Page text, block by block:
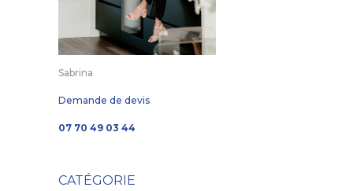
Sabrina
Demande de devis
07 70 49 03 44
CATÉGORIE